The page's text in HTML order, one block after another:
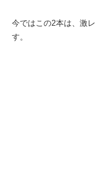
今ではこの2本は、激
す。